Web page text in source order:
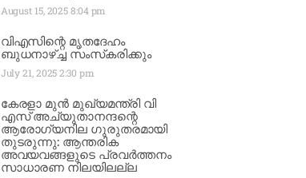
August 15, 20258:04 pm
വിഎസിന്റെ മൃതദേഹം
ബുധനാഴ്ച്ച സംസ്‌കരിക്കും
July 21, 20252:30 pm
കേരളാ മുൻ മുഖ്യമന്ത്രി വി
എസ് അച്യുതാനന്ദന്റെ
ആരോഗ്യനില ഗുരുതരമായി
തുടരുന്നു: ആന്തരിക
അവയവങ്ങളുടെ പ്രവർത്തനം
സാധാരണ നിലയിലല്ല